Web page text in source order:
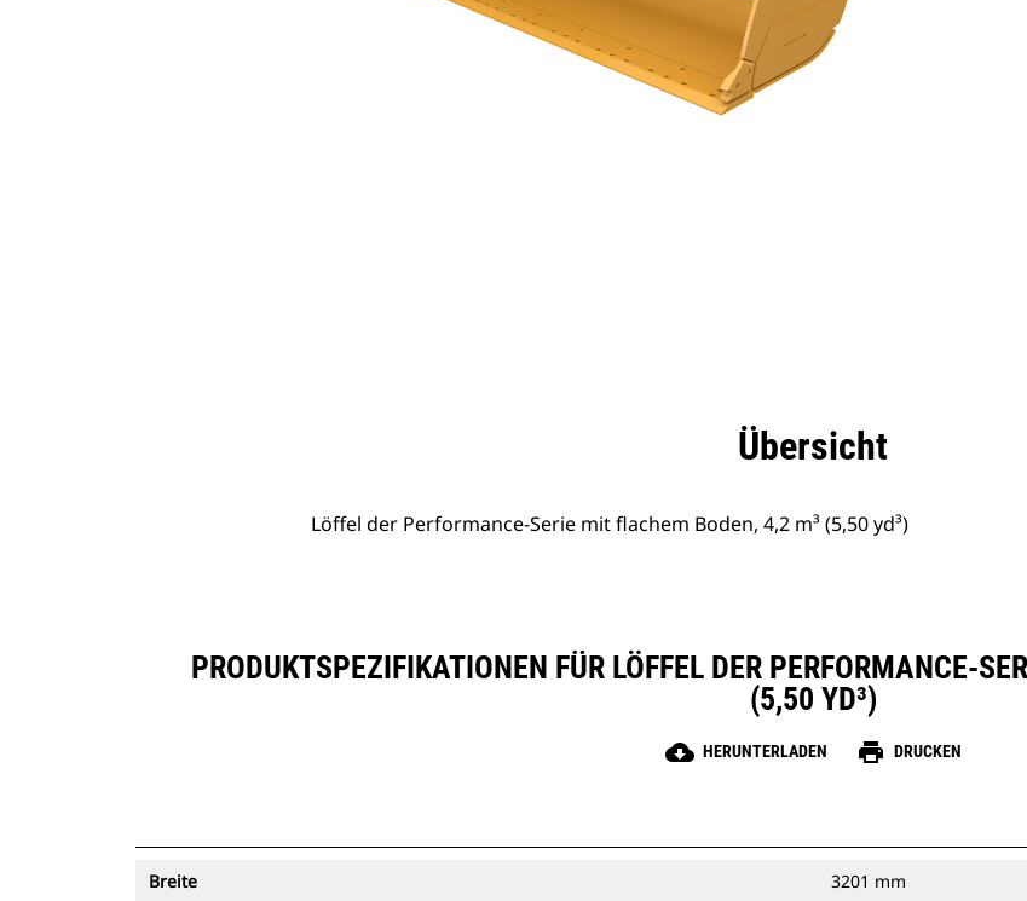
Technische DatenÜbersicht
Löffel der Performance-Serie mit flachem Boden, 4,2 m³ (5,50 yd³)
PRODUKTSPEZIFIKATIONEN FÜR LÖFFEL DER PERFORMANCE-
(5,50 YD³)
cloud_download HERUNTERLADEN print DRUCKEN
Breite 3201 mm